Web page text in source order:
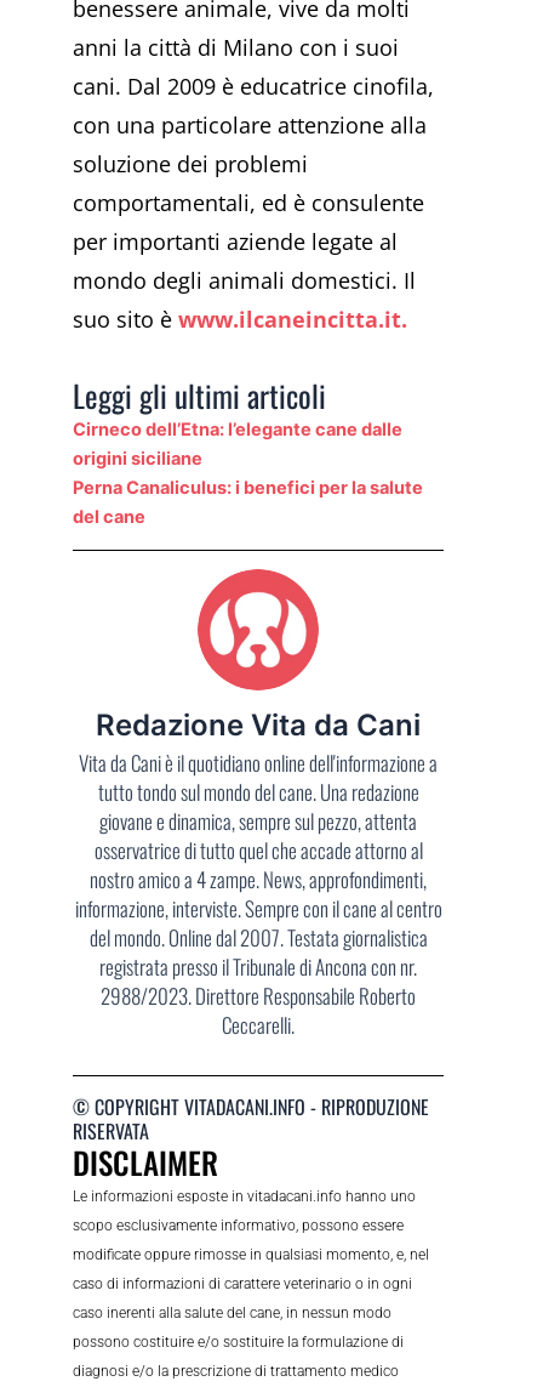
benessere animale, vive da molti
anni la città di Milano con i suoi
cani. Dal 2009 è educatrice cinofila,
con una particolare attenzione alla
soluzione dei problemi
comportamentali, ed è consulente
per importanti aziende legate al
mondo degli animali domestici. Il
suo sito è www.ilcaneincitta.it.
Leggi gli ultimi articoli
Cirneco dell’Etna: l’elegante cane dalle
origini siciliane
Perna Canaliculus: i benefici per la salute
del cane
Redazione Vita da Cani
Vita da Cani è il quotidiano online dell'informazione a
tutto tondo sul mondo del cane. Una redazione
giovane e dinamica, sempre sul pezzo, attenta
osservatrice di tutto quel che accade attorno al
nostro amico a 4 zampe. News, approfondimenti,
informazione, interviste. Sempre con il cane al centro
del mondo. Online dal 2007. Testata giornalistica
registrata presso il Tribunale di Ancona con nr.
2988/2023. Direttore Responsabile Roberto
Ceccarelli.
© COPYRIGHT VITADACANI.INFO - RIPRODUZIONE
RISERVATA
DISCLAIMER
Le informazioni esposte in vitadacani.info hanno uno
scopo esclusivamente informativo, possono essere
modificate oppure rimosse in qualsiasi momento, e, nel
caso di informazioni di carattere veterinario o in ogni
caso inerenti alla salute del cane, in nessun modo
possono costituire e/o sostituire la formulazione di
diagnosi e/o la prescrizione di trattamento medico